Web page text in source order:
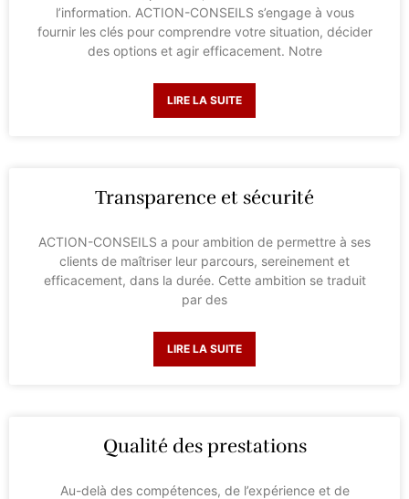
l’information. ACTION-CONSEILS s’engage à vous
fournir les clés pour comprendre votre situation, décider
des options et agir efficacement. Notre
LIRE LA SUITE
Transparence et sécurité
ACTION-CONSEILS a pour ambition de permettre à ses
clients de maîtriser leur parcours, sereinement et
efficacement, dans la durée. Cette ambition se traduit
par des
LIRE LA SUITE
Qualité des prestations
Au-delà des compétences, de l’expérience et de